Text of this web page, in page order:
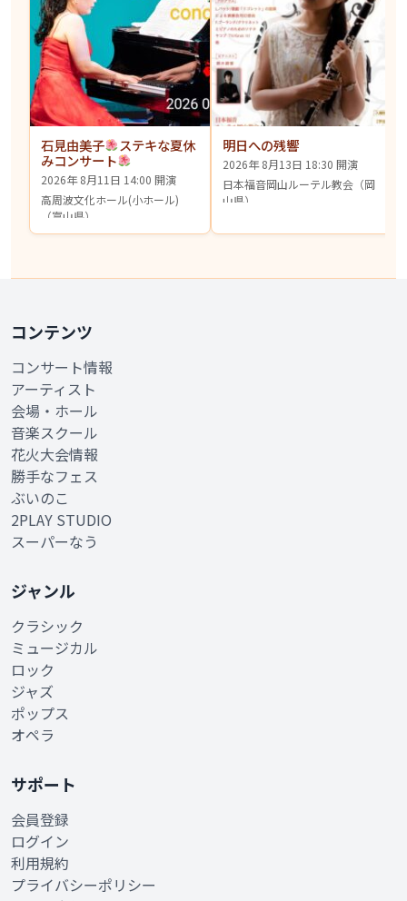
石見由美子
ステキな夏休
みコンサート
2026年 8月11日 14:00 開演
高周波文化ホール(小ホール)
（富山県）
明日への残響
2026年 8月13日 18:30 開演
日本福音岡山ルーテル教会（岡
山県）
コンテンツ
コンサート情報
アーティスト
会場・ホール
音楽スクール
花火大会情報
勝手なフェス
ぶいのこ
2PLAY STUDIO
スーパーなう
ジャンル
クラシック
ミュージカル
ロック
ジャズ
ポップス
オペラ
サポート
会員登録
ログイン
利用規約
プライバシーポリシー